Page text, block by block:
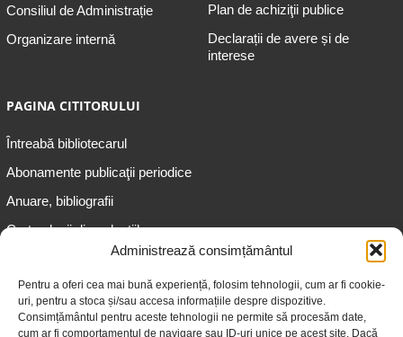
Administrează consimțământul
Pentru a oferi cea mai bună experiență, folosim tehnologii, cum ar fi cookie-
uri, pentru a stoca și/sau accesa informațiile despre dispozitive.
Consimțământul pentru aceste tehnologii ne permite să procesăm date,
cum ar fi comportamentul de navigare sau ID-uri unice pe acest site. Dacă
Consiliul de Administrație
Organizare internă
Plan de achiziţii publice
Declarații de avere și de
interese
PAGINA CITITORULUI
Întreabă bibliotecarul
Abonamente publicaţii periodice
Anuare, bibliografii
Cartea lunii din colecțiile
Informații pentru adolescenți
Informații pentru adulți